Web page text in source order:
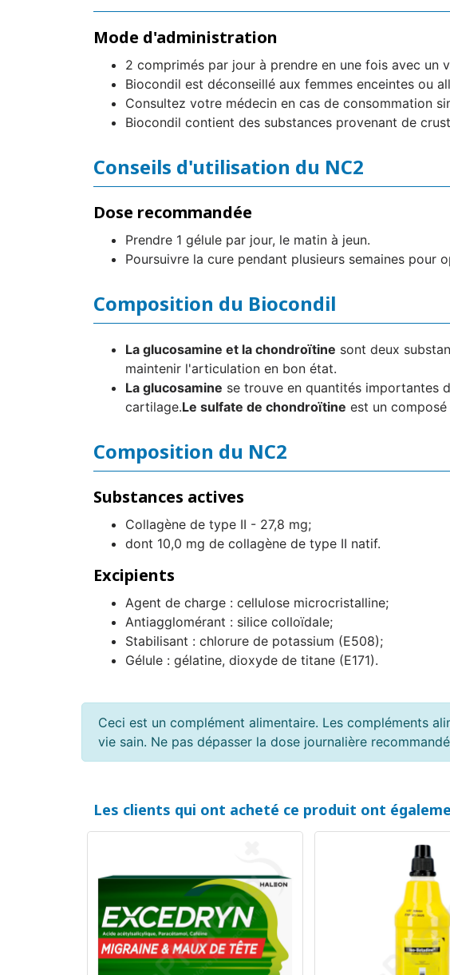
Mode d'administration
2 comprimés par jour à prendre en une fois avec un
Biocondil est déconseillé aux femmes enceintes ou
Consultez votre médecin en cas de consommation
Biocondil contient des substances provenant de
Conseils d'utilisation du NC2
Dose recommandée
Prendre 1 gélule par jour, le matin à jeun.
Poursuivre la cure pendant plusieurs semaines pour
Composition du Biocondil
La glucosamine et la chondroïtine sont deux
maintenir l'articulation en bon état.
La glucosamine se trouve en quantités importantes
cartilage.Le sulfate de chondroïtine est un
Composition du NC2
Substances actives
Collagène de type II - 27,8 mg;
dont 10,0 mg de collagène de type II natif.
Excipients
Agent de charge : cellulose microcristalline;
Antiagglomérant : silice colloïdale;
Stabilisant : chlorure de potassium (E508);
Gélule : gélatine, dioxyde de titane (E171).
Ceci est un complément alimentaire. Les compléments
vie sain. Ne pas dépasser la dose journalière
Les clients qui ont acheté ce produit ont